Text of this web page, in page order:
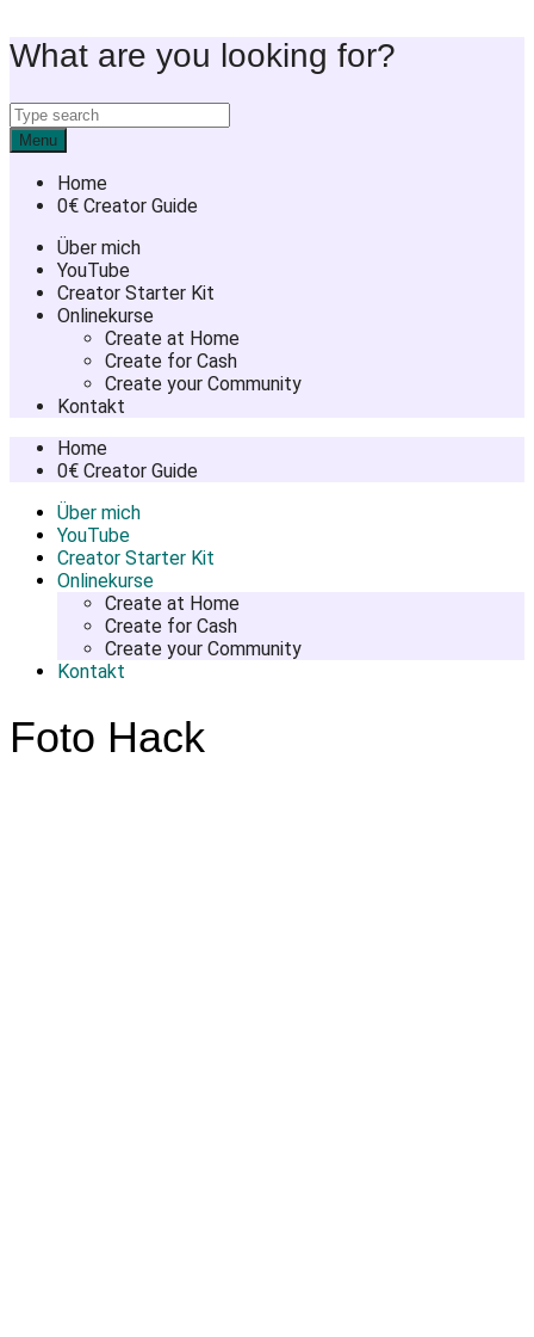
Skip
to
What are you looking for?
Menu
Home
0€ Creator Guide
Über mich
YouTube
Creator Starter Kit
Onlinekurse
Create at Home
Create for Cash
Create your Community
Kontakt
Home
0€ Creator Guide
Über mich
YouTube
Creator Starter Kit
Onlinekurse
Create at Home
Create for Cash
Create your Community
Kontakt
Foto Hack